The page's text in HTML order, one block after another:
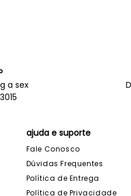
a sex
ajuda e suporte
Fale Conosco
Dúvidas Frequentes
Política de Entrega
Política de Privacidade